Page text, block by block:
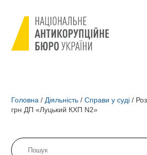
Головна / Діяльність / Справи у суді /
грн ДП «Луцький КХП N2»